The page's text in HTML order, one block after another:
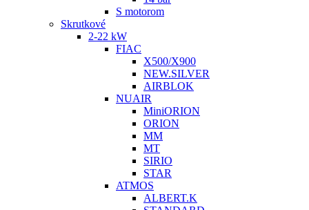
S motorom
Skrutkové
2-22 kW
FIAC
X500/X900
NEW.SILVER
AIRBLOK
NUAIR
MiniORION
ORION
MM
MT
SIRIO
STAR
ATMOS
ALBERT.K